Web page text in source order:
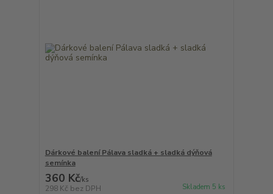
Dárkové balení Pálava sladká + sladká dýňová
semínka
360 Kč/ks
298 Kč bez DPH Skladem 5 ks